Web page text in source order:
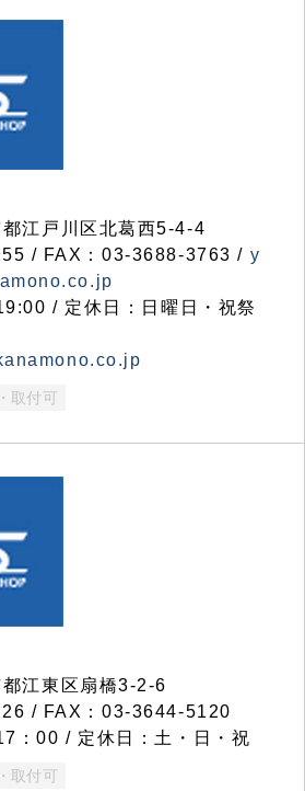
江戸川区北葛西5-4-4
/ FAX：03-3688-3763 / y
/ 定休日：日曜日・祝祭
取付可
江東区扇橋3-2-6
/ FAX：03-3644-5120
：00 / 定休日：土・日・祝
取付可